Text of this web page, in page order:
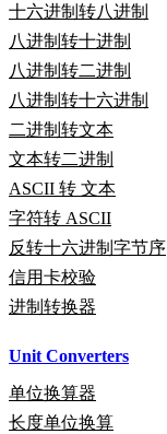
十六进制转八进制
八进制转十进制
八进制转二进制
八进制转十六进制
二进制转文本
文本转二进制
ASCII 转 文本
字符转 ASCII
反转十六进制字节序
信用卡校验
进制转换器
Unit Converters
单位换算器
长度单位换算